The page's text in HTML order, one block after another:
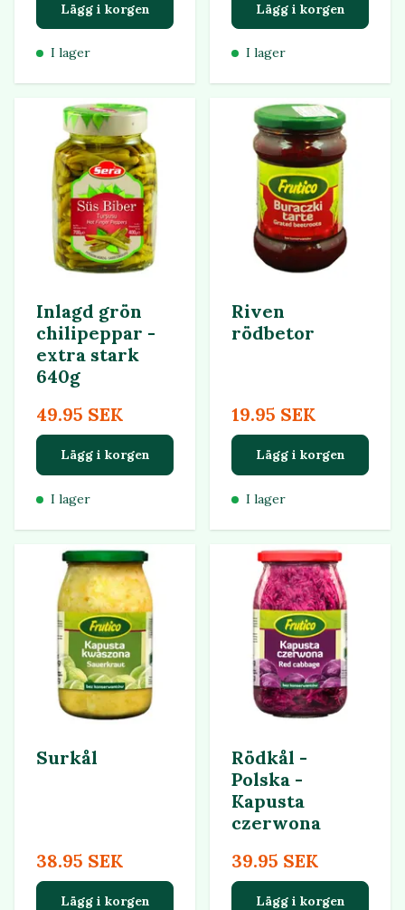
Lägg i korgen
I lager
Lägg i korgen
I lager
Inlagd grön
chilipeppar -
extra stark
640g
49.95 SEK
Lägg i korgen
I lager
Riven
rödbetor
19.95 SEK
Lägg i korgen
I lager
Surkål
38.95 SEK
Lägg i korgen
Rödkål -
Polska -
Kapusta
czerwona
39.95 SEK
Lägg i korgen